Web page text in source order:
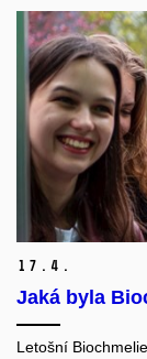
17. 4.
Jaká byla
Letošní